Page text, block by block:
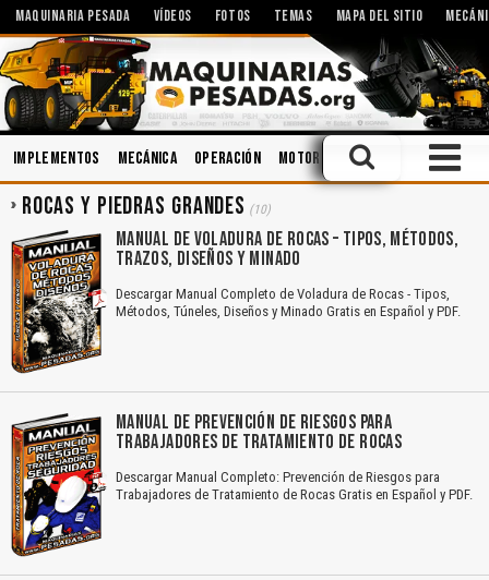
MAQUINARIA PESADA VÍDEOS FOTOS TEMAS MAPA DEL SITIO
Implementos Mecánica Operación Motores Sistemas
ROCAS Y PIEDRAS GRANDES (10)
MANUAL DE VOLADURA DE ROCAS – TIPOS, MÉTODOS,
TRAZOS, DISEÑOS Y MINADO
Descargar Manual Completo de Voladura de Rocas - Tipos,
Métodos, Túneles, Diseños y Minado Gratis en Español y PDF.
MANUAL DE PREVENCIÓN DE RIESGOS PARA
TRABAJADORES DE TRATAMIENTO DE ROCAS
Descargar Manual Completo: Prevención de Riesgos para
Trabajadores de Tratamiento de Rocas Gratis en Español y PDF.